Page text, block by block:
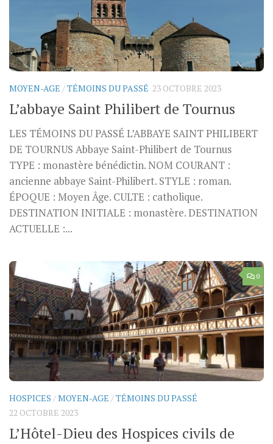
MOYEN-AGE /TÉMOINS DU PASSÉ 23 OCTOBRE 2023
L’abbaye Saint Philibert de Tournus
LES TÉMOINS DU PASSÉ L’ABBAYE SAINT PHILIBERT
DE TOURNUS Abbaye Saint-Philibert de Tournus
TYPE : monastère bénédictin. NOM COURANT :
ancienne abbaye Saint-Philibert. STYLE : roman.
ÉPOQUE : Moyen Âge. CULTE : catholique.
DESTINATION INITIALE : monastère. DESTINATION
ACTUELLE :...
0
HOSPICES /MOYEN-AGE /TÉMOINS DU PASSÉ
22 OCTOBRE 2023
L’Hôtel-Dieu des Hospices civils de